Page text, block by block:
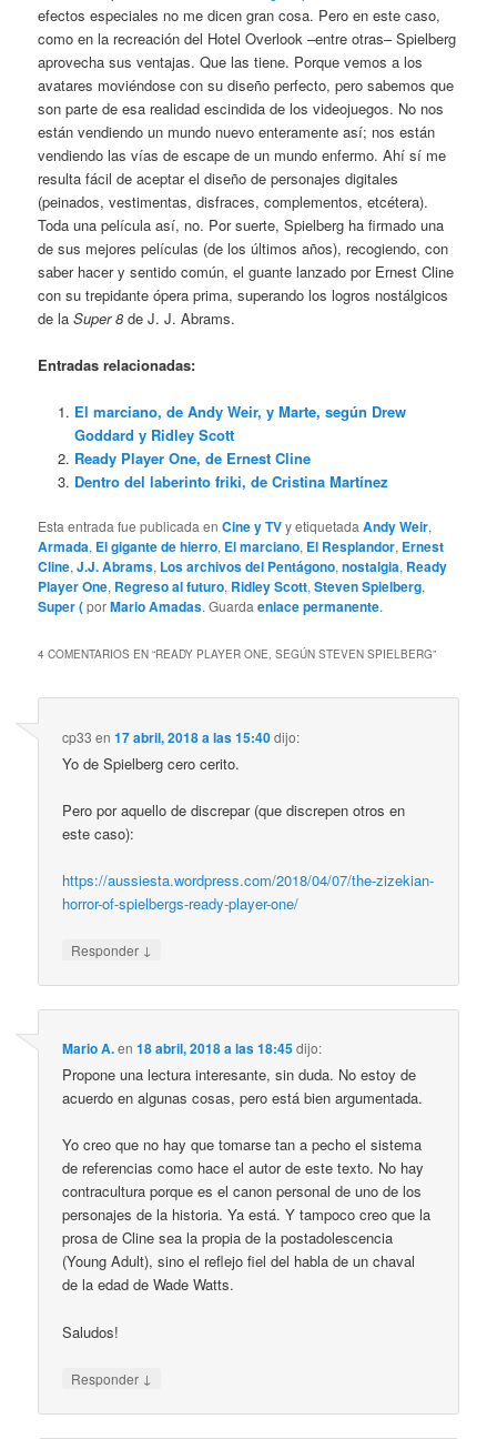
efectos especiales no me dicen gran cosa. Pero en este caso,
como en la recreación del Hotel Overlook –entre otras– Spielberg
aprovecha sus ventajas. Que las tiene. Porque vemos a los
avatares moviéndose con su diseño perfecto, pero sabemos que
son parte de esa realidad escindida de los videojuegos. No nos
están vendiendo un mundo nuevo enteramente así; nos están
vendiendo las vías de escape de un mundo enfermo. Ahí sí me
resulta fácil de aceptar el diseño de personajes digitales
(peinados, vestimentas, disfraces, complementos, etcétera).
Toda una película así, no. Por suerte, Spielberg ha firmado una
de sus mejores películas (de los últimos años), recogiendo, con
saber hacer y sentido común, el guante lanzado por Ernest Cline
con su trepidante ópera prima, superando los logros nostálgicos
de laSuper 8 de J. J. Abrams.
Entradas relacionadas:
El marciano, de Andy Weir, y Marte, según Drew
Goddard y Ridley Scott
Ready Player One, de Ernest Cline
Dentro del laberinto friki, de Cristina Martínez
Esta entrada fue publicada enCine y TVy etiquetadaAndy Weir,
Armada, El gigante de hierro, El marciano, El Resplandor, Ernest
Cline,J.J. Abrams, Los archivos del Pentágono,nostalgia, Ready
Player One, Regreso al futuro, Ridley Scott,Steven Spielberg,
Super (porMario Amadas. Guardaenlace permanente.
4 COMENTARIOS EN “READY PLAYER ONE, SEGÚN STEVEN SPIELBERG”
cp33 en17 abril, 2018 a las 15:40dijo:
Yo de Spielberg cero cerito.
Pero por aquello de discrepar (que discrepen otros en
este caso):
https://aussiesta.wordpress.com/2018/04/07/the-zizekian-
horror-of-spielbergs-ready-player-one/
Responder ↓
Mario A.en18 abril, 2018 a las 18:45dijo:
Propone una lectura interesante, sin duda. No estoy de
acuerdo en algunas cosas, pero está bien argumentada.
Yo creo que no hay que tomarse tan a pecho el sistema
de referencias como hace el autor de este texto. No hay
contracultura porque es el canon personal de uno de los
personajes de la historia. Ya está. Y tampoco creo que la
prosa de Cline sea la propia de la postadolescencia
(Young Adult), sino el reflejo fiel del habla de un chaval
de la edad de Wade Watts.
Saludos!
Responder ↓